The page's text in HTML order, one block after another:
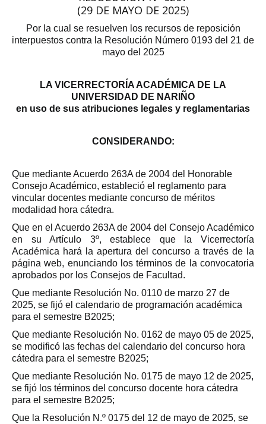
(29 DE MAYO DE 2025)
Por la cual se resuelven los recursos de reposición
interpuestos contra la Resolución Número 0193 del 21 de
mayo del 2025
LA VICERRECTORÍA ACADÉMICA DE LA
UNIVERSIDAD DE NARIÑO
en uso de sus atribuciones legales y reglamentarias
CONSIDERANDO:
Que mediante Acuerdo 263A de 2004 del Honorable
Consejo Académico, estableció el reglamento para
vincular docentes mediante concurso de méritos
modalidad hora cátedra.
Que en el Acuerdo 263A de 2004 del Consejo Académico
en su Artículo 3º, establece que la Vicerrectoría
Académica hará la apertura del concurso a través de la
página web, enunciando los términos de la convocatoria
aprobados por los Consejos de Facultad.
Que mediante Resolución No. 0110 de marzo 27 de
2025, se fijó el calendario de programación académica
para el semestre B2025;
Que mediante Resolución No. 0162 de mayo 05 de 2025,
se modificó las fechas del calendario del concurso hora
cátedra para el semestre B2025;
Que mediante Resolución No. 0175 de mayo 12 de 2025,
se fijó los términos del concurso docente hora cátedra
para el semestre B2025;
Que la Resolución N.º 0175 del 12 de mayo de 2025, se